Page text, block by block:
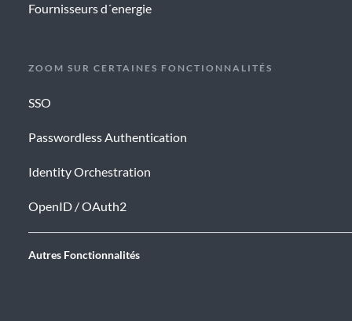
Fournisseurs d´energie
ZOOM SUR CERTAINES FONCTIONNALITÉS
SSO
Passwordless Authentication
Identity Orchestration
OpenID / OAuth2
Autres Fonctionnalités